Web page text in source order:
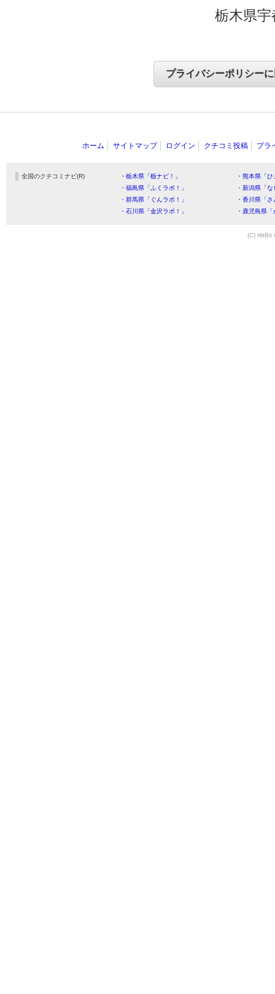
栃木県
ホーム サイトマップ ログイン クチコミ投稿 プラ
全国のクチコミナビ(R) ・栃木県「栃ナビ！」
・熊本県「
・福島県「ふくラボ！」
・新潟県「
・群馬県「ぐんラボ！」
・香川県「
・石川県「金沢ラボ！」
・鹿児島県
(C) HitBit